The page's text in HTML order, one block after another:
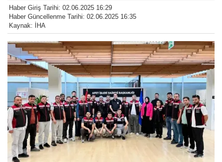
Haber Giriş Tarihi: 02.06.2025 16:29
Haber Güncellenme Tarihi: 02.06.2025 16:35
Kaynak: İHA